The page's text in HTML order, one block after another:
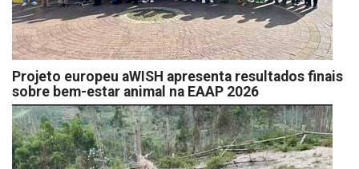
Projeto europeu aWISH apresenta resultados finais
sobre bem-estar animal na EAAP 2026